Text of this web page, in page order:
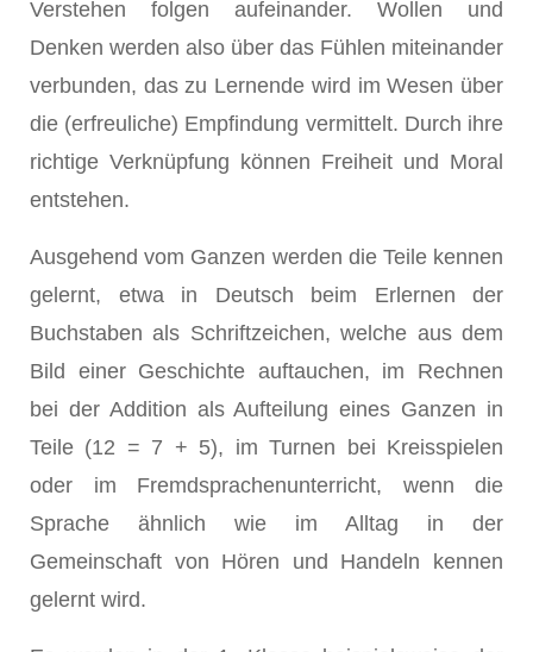
Verstehen folgen aufeinander. Wollen und
Denken werden also über das Fühlen miteinander
verbunden, das zu Lernende wird im Wesen über
die (erfreuliche) Empfindung vermittelt. Durch ihre
richtige Verknüpfung können Freiheit und Moral
entstehen.
Ausgehend vom Ganzen werden die Teile kennen
gelernt, etwa in Deutsch beim Erlernen der
Buchstaben als Schriftzeichen, welche aus dem
Bild einer Geschichte auftauchen, im Rechnen
bei der Addition als Aufteilung eines Ganzen in
Teile (12 = 7 + 5), im Turnen bei Kreisspielen
oder im Fremdsprachenunterricht, wenn die
Sprache ähnlich wie im Alltag in der
Gemeinschaft von Hören und Handeln kennen
gelernt wird.